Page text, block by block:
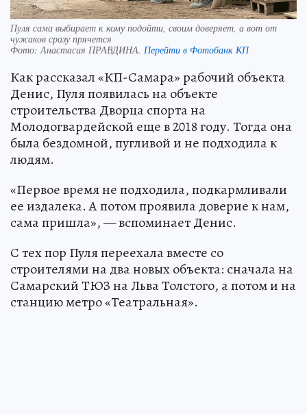
Пуля сама выбирает к кому подойти, своим доверяет, а вот от
чужаков сразу прячется
Фото:Анастасия ПРАВДИНА. Перейти в Фотобанк КП
Как рассказал «КП-Самара» рабочий объекта
Денис, Пуля появилась на объекте
строительства Дворца спорта на
Молодогвардейской еще в 2018 году. Тогда она
была бездомной, пугливой и не подходила к
людям.
«Первое время не подходила, подкармливали
ее издалека. А потом проявила доверие к нам,
сама пришла», — вспоминает Денис.
С тех пор Пуля переехала вместе со
строителями на два новых объекта: сначала на
Самарский ТЮЗ на Льва Толстого, а потом и на
станцию метро «Театральная».